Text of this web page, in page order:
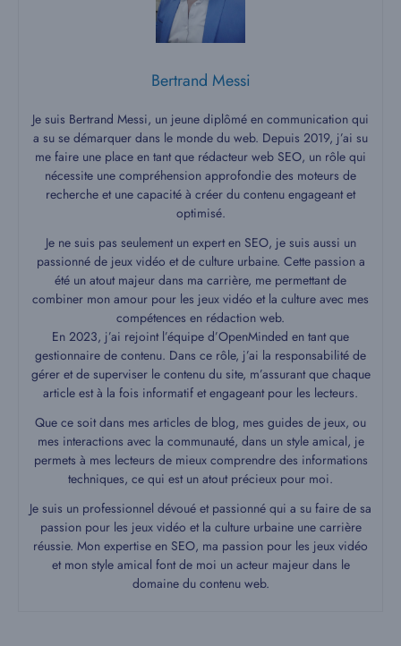
Bertrand Messi
Je suis Bertrand Messi, un jeune diplômé en communication qui
a su se démarquer dans le monde du web. Depuis 2019, j’ai su
me faire une place en tant que rédacteur web SEO, un rôle qui
nécessite une compréhension approfondie des moteurs de
recherche et une capacité à créer du contenu engageant et
optimisé.
Je ne suis pas seulement un expert en SEO, je suis aussi un
passionné de jeux vidéo et de culture urbaine. Cette passion a
été un atout majeur dans ma carrière, me permettant de
combiner mon amour pour les jeux vidéo et la culture avec mes
compétences en rédaction web.
En 2023, j’ai rejoint l’équipe d’OpenMinded en tant que
gestionnaire de contenu. Dans ce rôle, j’ai la responsabilité de
gérer et de superviser le contenu du site, m’assurant que chaque
article est à la fois informatif et engageant pour les lecteurs.
Que ce soit dans mes articles de blog, mes guides de jeux, ou
mes interactions avec la communauté, dans un style amical, je
permets à mes lecteurs de mieux comprendre des informations
techniques, ce qui est un atout précieux pour moi.
Je suis un professionnel dévoué et passionné qui a su faire de sa
passion pour les jeux vidéo et la culture urbaine une carrière
réussie. Mon expertise en SEO, ma passion pour les jeux vidéo
et mon style amical font de moi un acteur majeur dans le
domaine du contenu web.